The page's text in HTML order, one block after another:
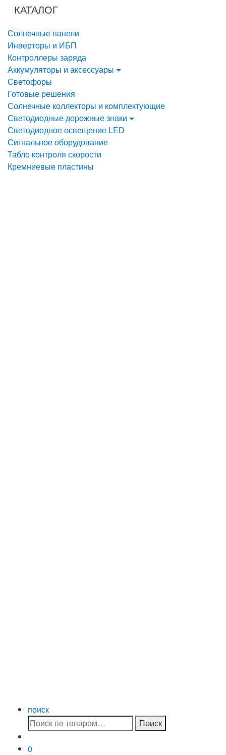
Перейти
навигации
Перейти
содержанию
КАТАЛОГ
Солнечные панели
Инверторы и ИБП
Контроллеры заряда
Аккумуляторы и аксессуары
Светофоры
Готовые решения
Солнечные коллекторы и комплектующие
Светодиодные дорожные знаки
Светодиодное освещение LED
Сигнальное оборудование
Табло контроля скорости
Кремниевые пластины
поиск
Искать:
Поиск
0